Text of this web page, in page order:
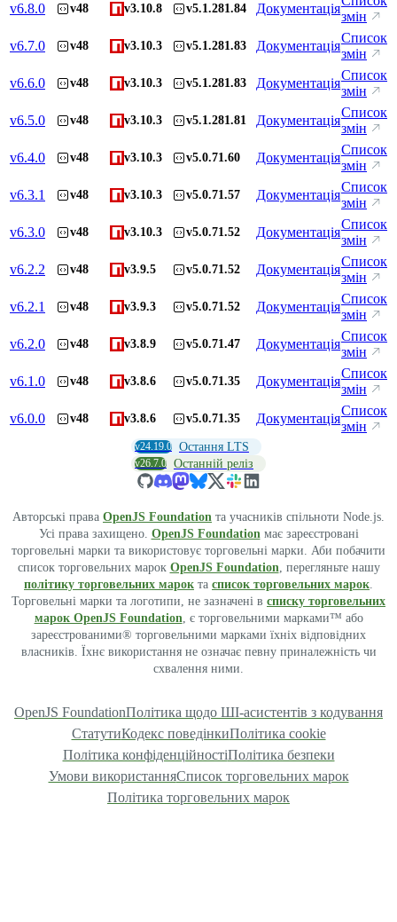
v6.8.0 v48 v3.10.8 v5.1.281.84 Документація
змін
v6.7.0 v48 v3.10.3 v5.1.281.83 Документація
Список
змін
v6.6.0 v48 v3.10.3 v5.1.281.83 Документація
Список
змін
v6.5.0 v48 v3.10.3 v5.1.281.81 Документація
Список
змін
v6.4.0 v48 v3.10.3 v5.0.71.60 Документація
Список
змін
v6.3.1 v48 v3.10.3 v5.0.71.57 Документація
Список
змін
v6.3.0 v48 v3.10.3 v5.0.71.52 Документація
Список
змін
v6.2.2 v48 v3.9.5 v5.0.71.52 Документація
Список
змін
v6.2.1 v48 v3.9.3 v5.0.71.52 Документація
Список
змін
v6.2.0 v48 v3.8.9 v5.0.71.47 Документація
Список
змін
v6.1.0 v48 v3.8.6 v5.0.71.35 Документація
Список
змін
v6.0.0 v48 v3.8.6 v5.0.71.35 Документація
Список
змін
v24.19.0 Остання LTS
v26.7.0 Останній реліз
Авторські права OpenJS Foundation та учасників спільноти Node.js.
Усі права захищено. OpenJS Foundation має зареєстровані
торговельні марки та використовує торговельні марки. Аби побачити
список торговельних марок OpenJS Foundation , перегляньте нашу
політику торговельних марок та список торговельних марок
Торговельні марки та логотипи, не зазначені в списку торговельних
марок OpenJS Foundation , є торговельними марками™ або
зареєстрованими® торговельними марками їхніх відповідних
власників. Їхнє використання не означає певну приналежність чи
схвалення ними.
OpenJS FoundationПолітика щодо ШІ-асистентів з кодування
СтатутиКодекс поведінкиПолітика cookie
Політика конфіденційностіПолітика безпеки
Умови використанняСписок торговельних марок
Політика торговельних марок